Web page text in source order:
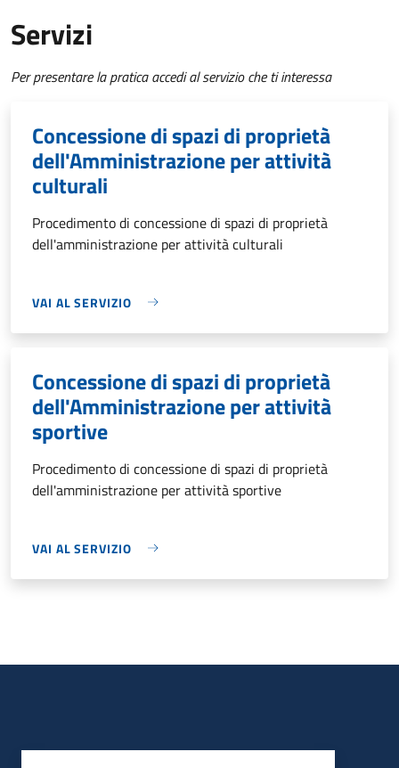
Servizi
Per presentare la pratica accedi al servizio che ti interessa
Concessione di spazi di proprietà
dell'Amministrazione per attività
culturali
Procedimento di concessione di spazi di proprietà
dell'amministrazione per attività culturali
VAI AL SERVIZIO
Concessione di spazi di proprietà
dell'Amministrazione per attività
sportive
Procedimento di concessione di spazi di proprietà
dell'amministrazione per attività sportive
VAI AL SERVIZIO